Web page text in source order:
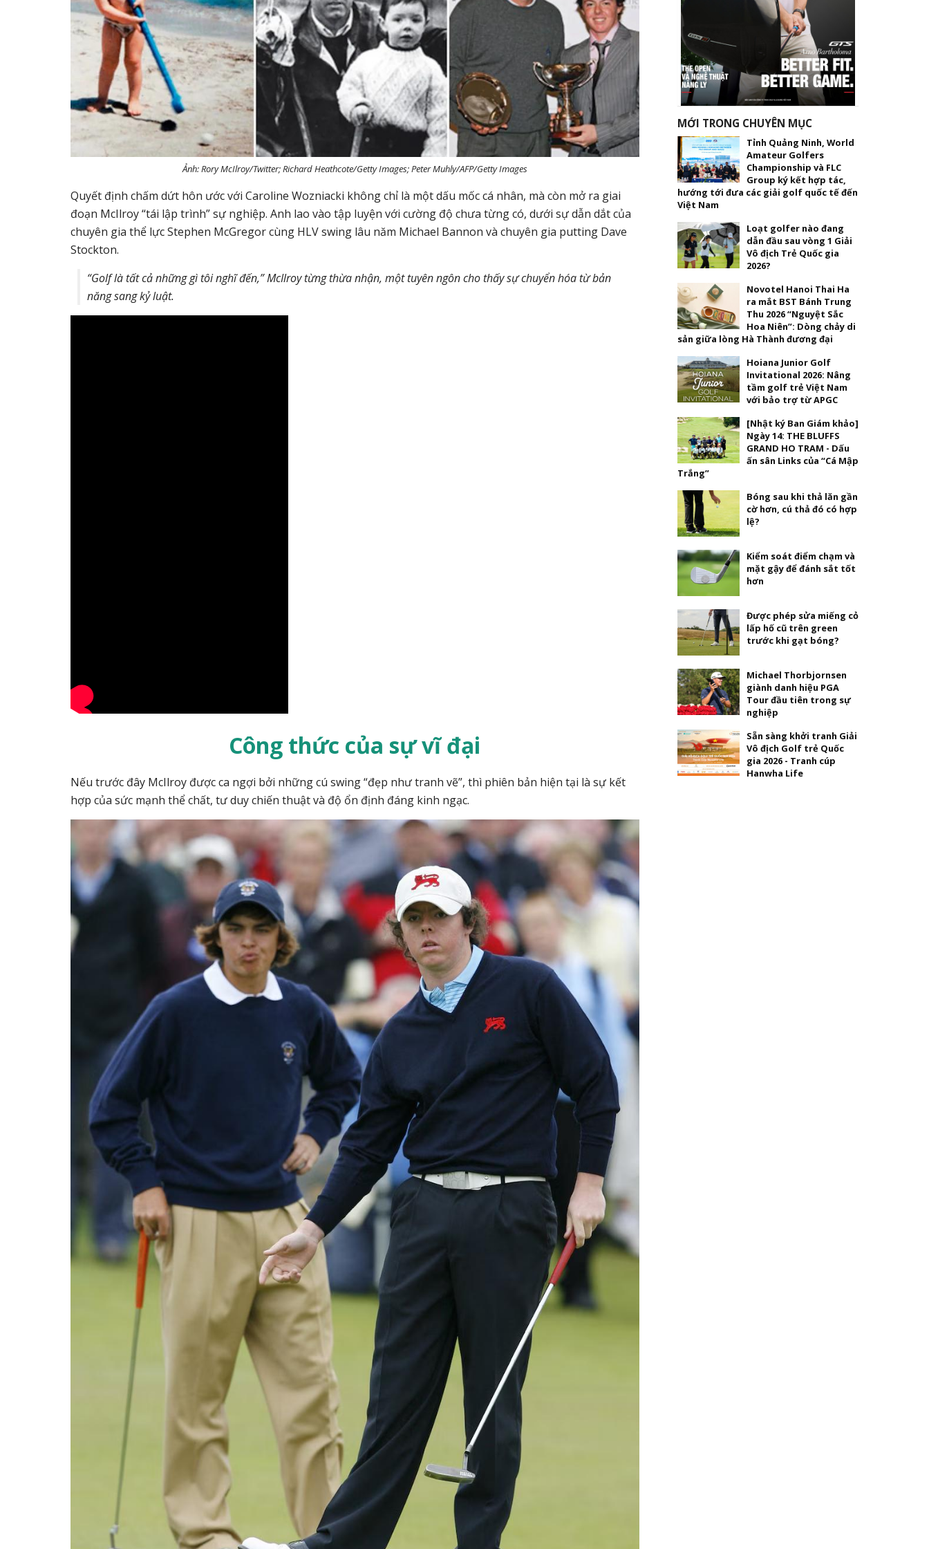
Ảnh: Rory McIlroy/Twitter; Richard Heathcote/Getty Images; Peter Muhly/AFP/Getty Images
Quyết định chấm dứt hôn ước với Caroline Wozniacki không chỉ là một dấu mốc cá nhân, mà còn mở ra giai
đoạn McIlroy “tái lập trình” sự nghiệp. Anh lao vào tập luyện với cường độ chưa từng có, dưới sự dẫn dắt của
chuyên gia thể lực Stephen McGregor cùng HLV swing lâu năm Michael Bannon và chuyên gia putting Dave
Stockton.
“Golf là tất cả những gì tôi nghĩ đến,” McIlroy từng thừa nhận, một tuyên ngôn cho thấy sự chuyển hóa từ bản
năng sang kỷ luật.
Công thức của sự vĩ đại
Nếu trước đây McIlroy được ca ngợi bởi những cú swing “đẹp như tranh vẽ”, thì phiên bản hiện tại là sự kết
hợp của sức mạnh thể chất, tư duy chiến thuật và độ ổn định đáng kinh ngạc.
MỚI TRONG CHUYÊN MỤC
Tỉnh Quảng Ninh, World
Amateur Golfers
Championship và FLC
Group ký kết hợp tác,
hướng tới đưa các giải golf quốc tế đến
Việt Nam
Loạt golfer nào đang
dẫn đầu sau vòng 1 Giải
Vô địch Trẻ Quốc gia
2026?
Novotel Hanoi Thai Ha
ra mắt BST Bánh Trung
Thu 2026 “Nguyệt Sắc
Hoa Niên”: Dòng chảy di
sản giữa lòng Hà Thành đương đại
Hoiana Junior Golf
Invitational 2026: Nâng
tầm golf trẻ Việt Nam
với bảo trợ từ APGC
[Nhật ký Ban Giám khảo]
Ngày 14: THE BLUFFS
GRAND HO TRAM - Dấu
ấn sân Links của “Cá Mập
Trắng”
Bóng sau khi thả lăn gần
cờ hơn, cú thả đó có hợp
lệ?
Kiểm soát điểm chạm và
mặt gậy để đánh sắt tốt
hơn
Được phép sửa miếng cỏ
lấp hố cũ trên green
trước khi gạt bóng?
Michael Thorbjornsen
giành danh hiệu PGA
Tour đầu tiên trong sự
nghiệp
Sẵn sàng khởi tranh Giải
Vô địch Golf trẻ Quốc
gia 2026 - Tranh cúp
Hanwha Life